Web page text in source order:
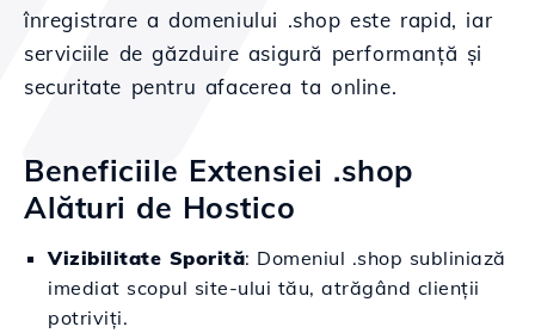
înregistrare a domeniului .shop este rapid, iar
serviciile de găzduire asigură performanță și
securitate pentru afacerea ta online.
Beneficiile Extensiei .shop
Alături de Hostico
Vizibilitate Sporită: Domeniul .shop subliniază
imediat scopul site-ului tău, atrăgând clienții
potriviți.